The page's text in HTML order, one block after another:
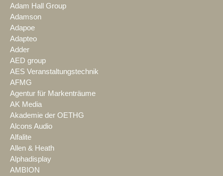
Adam Hall Group
Adamson
Adapoe
Adapteo
Adder
AED group
AES Veranstaltungstechnik
AFMG
Agentur für Markenträume
AK Media
Akademie der OETHG
Alcons Audio
Alfalite
Allen & Heath
Alphadisplay
AMBION